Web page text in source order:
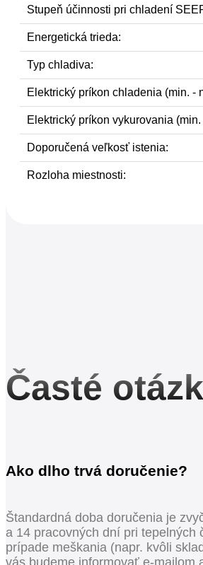
Stupeň účinnosti pri chladení
Energetická trieda:
Typ chladiva:
Elektrický príkon chladenia (min. -
Elektrický príkon vykurovania (min.
Doporučená veľkosť istenia:
Rozloha miestnosti:
Časté
Ako dlho trvá doručenie?
Štandardná doba doručenia je
a 14 pracovných dní pri tepelných
prípade meškania (napr. kvôli